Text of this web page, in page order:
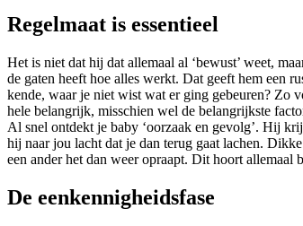
Regelmaat is essentieel
Het is niet dat hij dat allemaal al ‘bewust’ weet,
de gaten heeft hoe alles werkt. Dat geeft hem een
kende, waar je niet wist wat er ging gebeuren? Zo
hele belangrijk, misschien wel de belangrijkste
Al snel ontdekt je baby ‘oorzaak en gevolg’. Hij
hij naar jou lacht dat je dan terug gaat lachen.
een ander het dan weer opraapt. Dit hoort allemaal
De eenkennigheidsfase